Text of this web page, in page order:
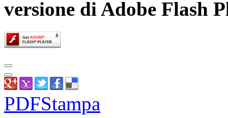
versione di Adobe Flash
PDFStampa